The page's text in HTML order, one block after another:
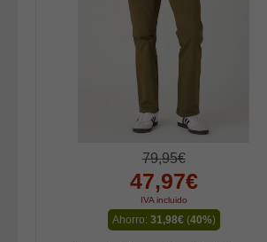
79,95€
47,97€
IVA incluido
Ahorro: 31,98€(40%)